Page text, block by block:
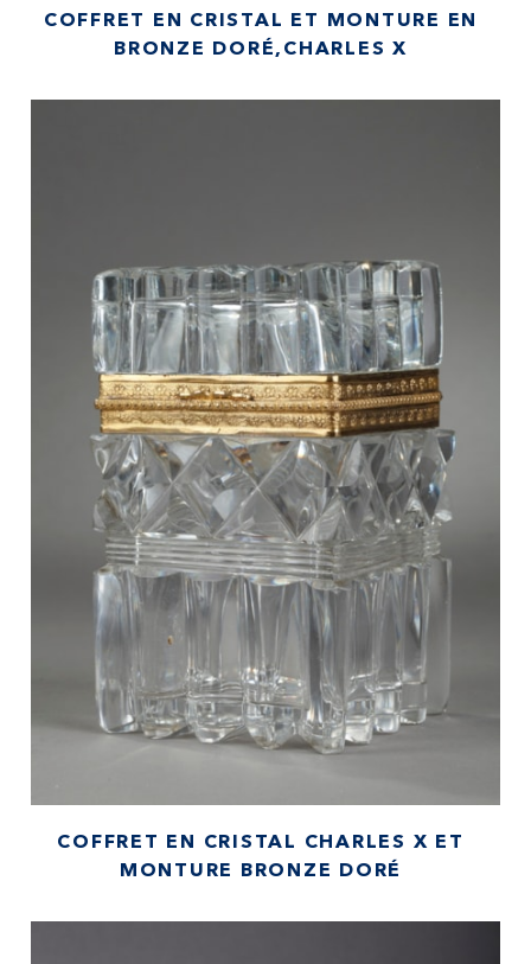
COFFRET EN CRISTAL ET MONTURE EN
BRONZE DORÉ,CHARLES X
COFFRET EN CRISTAL CHARLES X ET
MONTURE BRONZE DORÉ